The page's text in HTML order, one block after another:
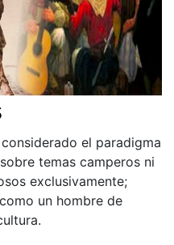
el paradigma
temas camperos ni
exclusivamente;
un hombre de